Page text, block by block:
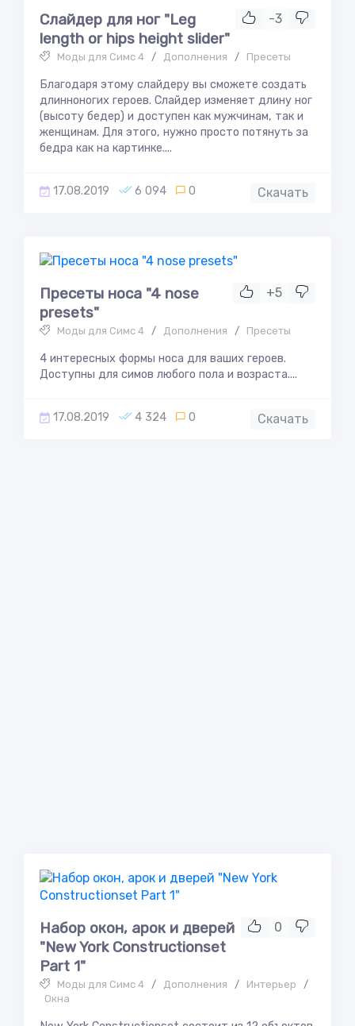
-3
Слайдер для ног "Leg
length or hips height slider"
Моды для Симс 4 / Дополнения / Пресеты
Благодаря этому слайдеру вы сможете создать
длинноногих героев. Слайдер изменяет длину ног
(высоту бедер) и доступен как мужчинам, так и
женщинам. Для этого, нужно просто потянуть за
бедра как на картинке....
17.08.2019 6 094 0 Скачать
+5
Пресеты носа "4 nose
presets"
Моды для Симс 4 / Дополнения / Пресеты
4 интересных формы носа для ваших героев.
Доступны для симов любого пола и возраста....
17.08.2019 4 324 0 Скачать
0
Набор окон, арок и дверей
"New York Constructionset
Part 1"
Моды для Симс 4 / Дополнения / Интерьер
/
Окна